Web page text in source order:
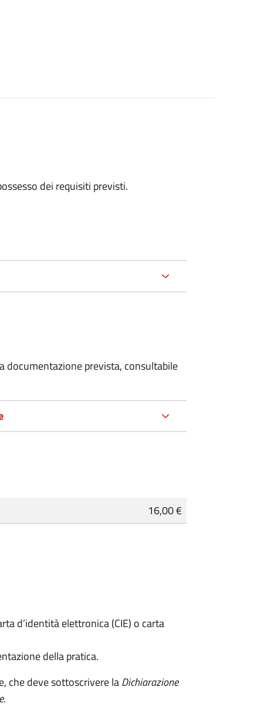
dei requisiti previsti.
documentazione prevista, consultabile
16,00 €
d’identità elettronica (CIE) o carta
della pratica.
che deve sottoscrivere laDichiarazione
.